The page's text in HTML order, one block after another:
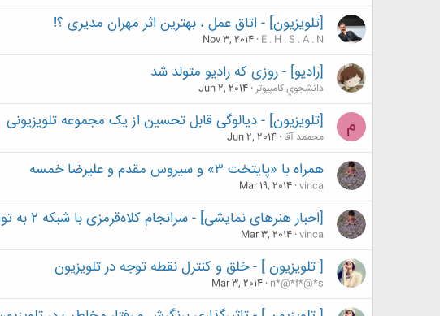
[تلویزیون] - اتاق عمل ، بهترین اثر مهران مدیری ؟!
E . H . S . A . N
Nov 3, 2014
[رادیو] - روزی که رادیو متولد شد
دانشجوي كامپيوتر Jun 2, 2014
م [تلویزیون] - دیالوگی قابل تحسین از یک مجموعه تلویزیونی
محممد آقا Jun 2, 2014
همراه با «پایتخت ۳» و سیروس مقدم و علیرضا خمسه
vinca
Mar 19, 2014
[اخبار هنرهای نمایشی] - سرانجام کلاه‌قرمزی با شبکه 2 به توافق رسید
vinca
Mar 3, 2014
[ تلویزیون ] - خلق و کنترل نقطه توجه در تلویزیون
n*@*f*@*s
Mar 3, 2014